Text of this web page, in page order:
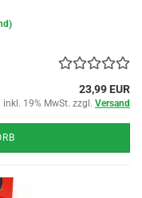
23,99 EUR
inkl. 19% MwSt. zzgl. Versand